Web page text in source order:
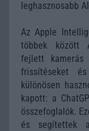
leghasznosabb
Az Apple
többek között
fejlett kamerás
frissítéseket
különösen
kapott: a
összefoglalók.
és segítettek